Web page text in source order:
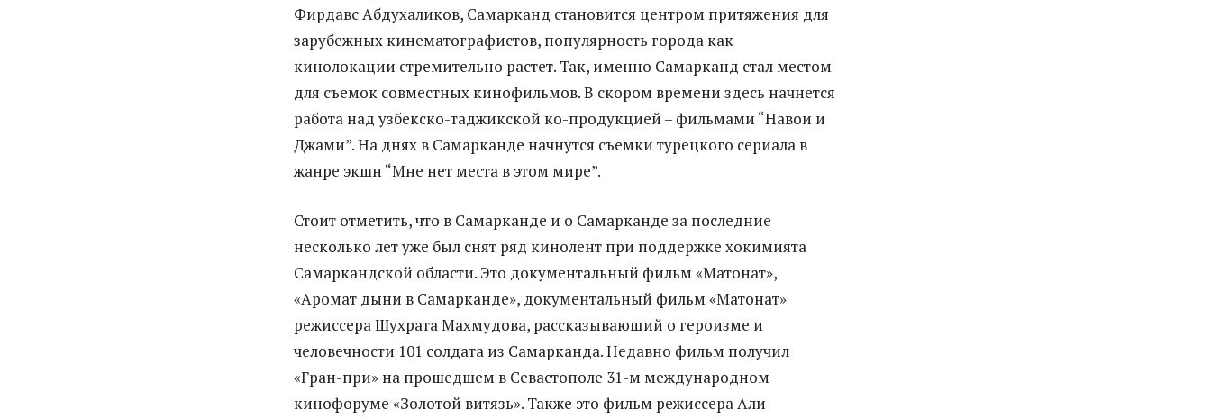
Фирдавс Абдухаликов, Самарканд становится центром притяжения для
зарубежных кинематографистов, популярность города как
кинолокации стремительно растет. Так, именно Самарканд стал местом
для съемок совместных кинофильмов. В скором времени здесь начнется
работа над узбекско-таджикской ко-продукцией – фильмами “Навои и
Джами”. На днях в Самарканде начнутся съемки турецкого сериала в
жанре экшн “Мне нет места в этом мире”.
Стоит отметить, что в Самарканде и о Самарканде за последние
несколько лет уже был снят ряд кинолент при поддержке хокимията
Самаркандской области. Это документальный фильм «Матонат»,
«Аромат дыни в Самарканде», документальный фильм «Матонат»
режиссера Шухрата Махмудова, рассказывающий о героизме и
человечности 101 солдата из Самарканда. Недавно фильм получил
«Гран-при» на прошедшем в Севастополе 31-м международном
кинофоруме «Золотой витязь». Также это фильм режиссера Али